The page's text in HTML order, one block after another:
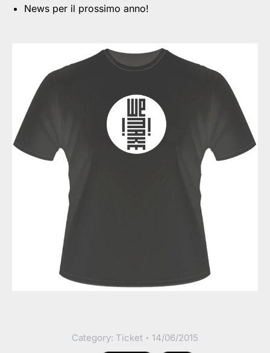
News per il prossimo anno!
Category: Ticket 14/06/2015